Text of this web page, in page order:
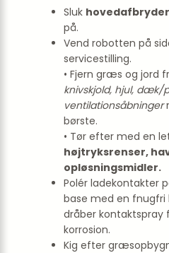
Sluk
på.
Vend robotten på
service­stilling.
• Fjern græs og jord
knivskjold, hjul,
ventilations­åbninger
børste.
• Tør efter med en
højtryksrenser,
opløsnings­midler.
Polér ladekontakter
base med en fnugfri
dråber kontakt­spray
korrosion.
Kig efter